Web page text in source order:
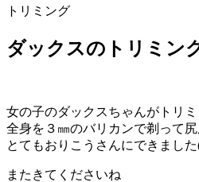
トリミング
ダックスのトリミン
女の子のダックスちゃんがトリ
全身を３㎜のバリカンで剃って
とてもおりこうさんにできまし
またきてくださいね